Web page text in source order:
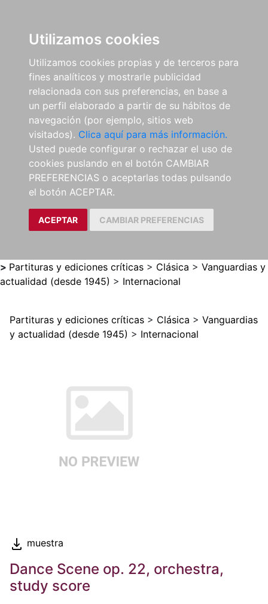
Utilizamos cookies
Utilizamos cookies propias y de terceros para
fines analíticos y mostrarle publicidad
relacionada con sus preferencias, en base a
un perfil elaborado a partir de su hábitos de
navegación (por ejemplo, sitios web
visitados). Clica aquí para más información.
Usted puede configurar o rechazar el uso de
cookies puslando en el botón CAMBIAR
PREFERENCIAS o aceptarlas todas pulsando
el botón ACEPTAR.
ACEPTAR CAMBIAR PREFERENCIAS
> Partituras y ediciones críticas > Clásica > Vanguardias y
actualidad (desde 1945) > Internacional
Partituras y ediciones críticas > Clásica > Vanguardias
y actualidad (desde 1945) > Internacional
muestra
Dance Scene op. 22, orchestra,
study score